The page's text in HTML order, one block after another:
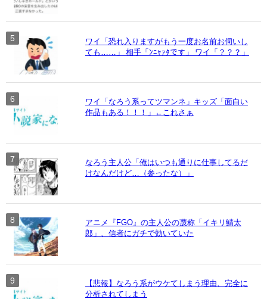
ワイ「恐れ入りますがもう一度お名前お伺いし
ても……」 相手「ﾝﾆｬｧﾀです」 ワイ「？？？」
ワイ「なろう系ってツマンネ」キッズ「面白い
作品もある！！！」←これさぁ
なろう主人公「俺はいつも通りに仕事してるだ
けなんだけど…（参ったな）」
アニメ『FGO』の主人公の蔑称「イキリ鯖太
郎」、信者にガチで効いていた
【悲報】なろう系がウケてしまう理由、完全に
分析されてしまう